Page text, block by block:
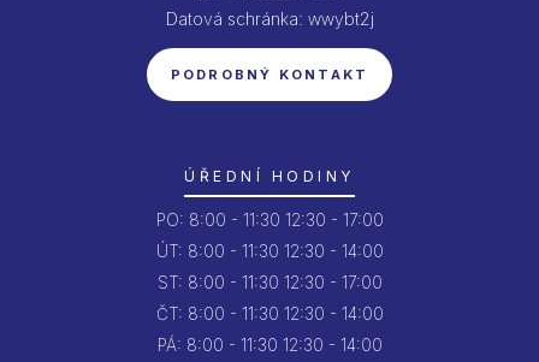
Datová schránka: wwybt2j
PODROBNÝ KONTAKT
ÚŘEDNÍ HODINY
PO: 8:00 - 11:30 12:30 - 17:00
ÚT: 8:00 - 11:30 12:30 - 14:00
ST: 8:00 - 11:30 12:30 - 17:00
ČT: 8:00 - 11:30 12:30 - 14:00
PÁ: 8:00 - 11:30 12:30 - 14:00